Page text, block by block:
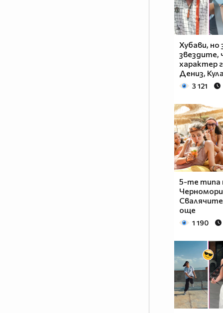
Хубави, но
звездите,
характер
Дениз,
3 121
5-те типа
още
1 190